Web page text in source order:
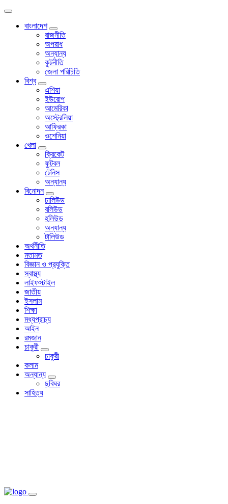
বাংলাদেশ
রাজনীতি
অপরাধ
অন্যান্য
কূটনীতি
জেলা পরিচিতি
বিশ্ব
এশিয়া
ইউরোপ
আমেরিকা
অস্ট্রেলিয়া
আফ্রিকা
ওশেনিয়া
খেলা
ক্রিকেট
ফুটবল
টেনিস
অন্যান্য
বিনোদন
ঢালিউড
বলিউড
হলিউড
অন্যান্য
টালিউড
অর্থনীতি
মতামত
বিজ্ঞান ও প্রযুক্তি
স্বাস্থ্য
লাইফস্টাইল
জাতীয়
ইসলাম
শিক্ষা
মধ্যপ্রাচ্য
আইন
রমজান
চাকুরী
চাকুরী
কলাম
অন্যান্য
ছবিঘর
সাহিত্য